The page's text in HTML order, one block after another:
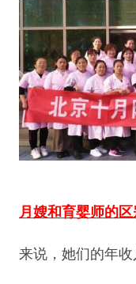
月嫂和育婴师的区
来说，她们的年